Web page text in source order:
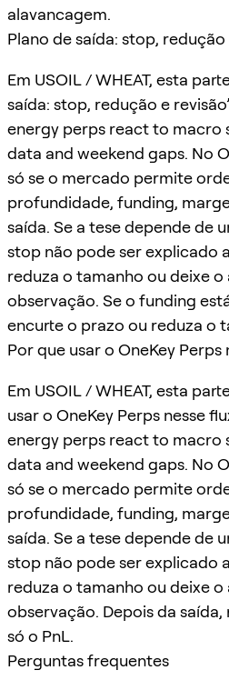
alavancagem.
Plano de saída: stop, redução
Em USOIL / WHEAT, esta
saída: stop, redução e
energy perps react to macro
data and weekend gaps. No
só se o mercado permite
profundidade, funding,
saída. Se a tese depende de
stop não pode ser explicado
reduza o tamanho ou deixe
observação. Se o funding
encurte o prazo ou reduza o
Por que usar o OneKey Perps
Em USOIL / WHEAT, esta
usar o OneKey Perps nesse
energy perps react to macro
data and weekend gaps. No
só se o mercado permite
profundidade, funding,
saída. Se a tese depende de
stop não pode ser explicado
reduza o tamanho ou deixe
observação. Depois da
só o PnL.
Perguntas frequentes